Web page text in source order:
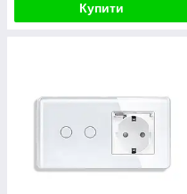
Купити